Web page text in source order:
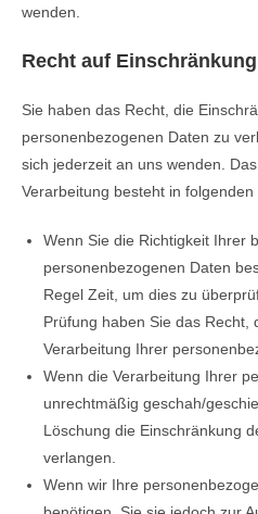
wenden.
Recht auf
Sie haben das Recht, die
personenbezogenen Daten zu
sich jederzeit an uns wenden.
Verarbeitung besteht in folgenden
Wenn Sie die Richtigkeit Ihrer
personenbezogenen Daten
Regel Zeit, um dies zu
Prüfung haben Sie das Recht,
Verarbeitung Ihrer
Wenn die Verarbeitung Ihrer
unrechtmäßig geschah/
Löschung die Einschränkung
verlangen.
Wenn wir Ihre